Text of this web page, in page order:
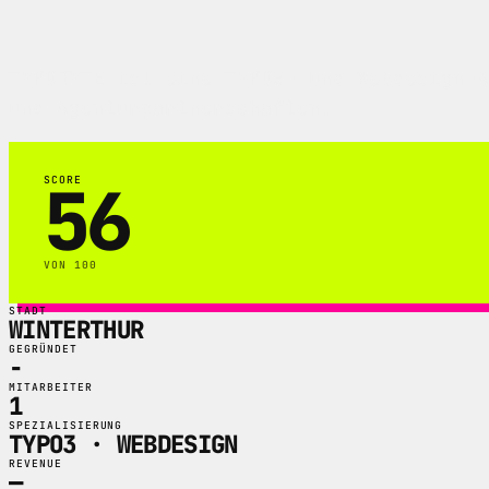
SCORE
56
VON 100
STADT
WINTERTHUR
GEGRÜNDET
-
MITARBEITER
1
SPEZIALISIERUNG
TYPO3 · WEBDESIGN
REVENUE
—